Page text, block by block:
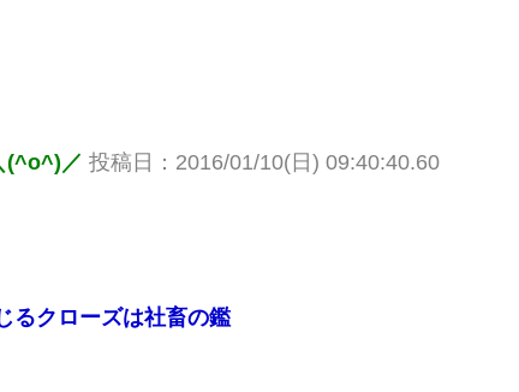
(^o^)／ 投稿日：2016/01/10(日) 09:40:40.60
るクローズは社畜の鑑